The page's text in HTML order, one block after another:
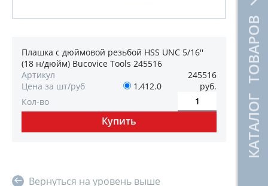
КАТАЛОГ ТОВАРОВ
Плашка с дюймовой резьбой HSS UNC 5/16''
(18 н/дюйм) Bucovice Tools 245516
Артикул
245516
Цена за шт/руб
1,412.0
руб.
Кол-во
Вернуться на уровень выше